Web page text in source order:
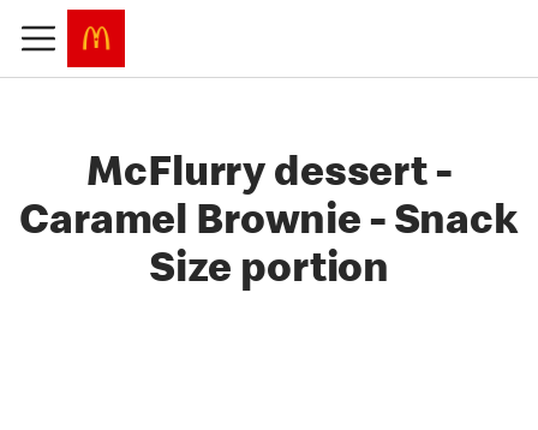
McFlurry dessert -
Caramel Brownie - Snack
Size portion